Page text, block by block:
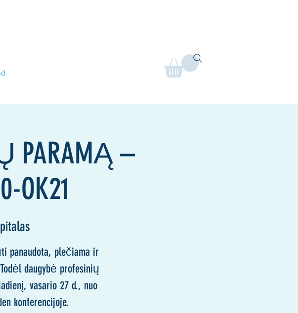
PARAMĄ –
OK21
panaudota, plečiama ir
daugybė profesinių
vasario 27 d., nuo
konferencijoje.